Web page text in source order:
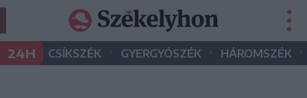
24H CSÍKSZÉK • GYERGYÓSZÉK • HÁROMSZÉK •